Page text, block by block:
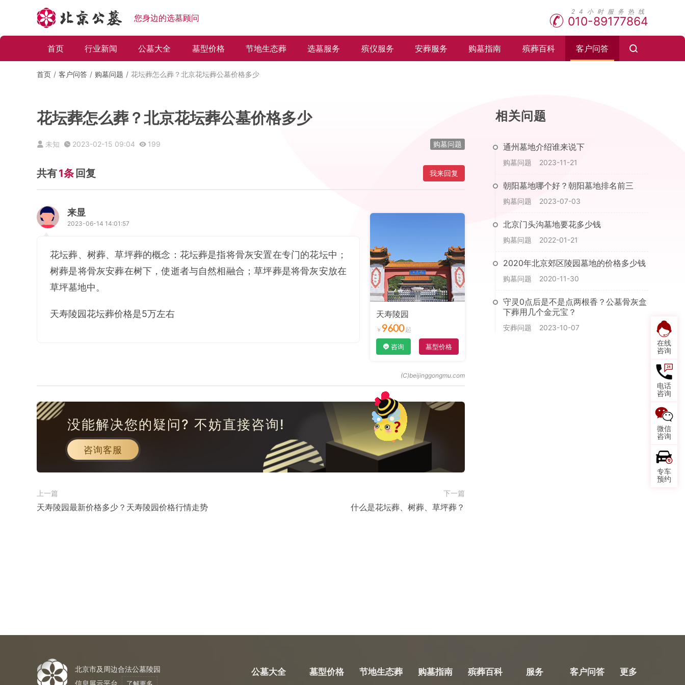
您身边的选墓顾问 010-89177864
首页 行业新闻 公墓大全 墓型价格 节地生态葬 选墓服务 殡仪服务 安葬服务 购墓指南 殡葬百科 客户问答
在线
咨询
电话
咨询
微信
咨询
专车
预约
首页 客户问答 购墓问题 花坛葬怎么葬？北京花坛葬公墓价格多少
花坛葬怎么葬？北京花坛葬公墓价格多少
未知 2023-02-15 09:04 199 购墓问题
共有1条 回复 我来回复
来显
2023-06-14 14:01:57
花坛葬、树葬、草坪葬的概念：花坛葬是指将骨灰安置在专门的花坛中；
树葬是将骨灰安葬在树下，使逝者与自然相融合；草坪葬是将骨灰安放在
草坪墓地中。
天寿陵园花坛葬价格是5万左右 天寿陵园
9600
咨询 墓型价格
没能解决您的疑问? 不妨直接咨询!
咨询客服
上一篇
天寿陵园最新价格多少？天寿陵园价格行情走势
下一篇
什么是花坛葬、树葬、草坪葬？
相关问题
通州墓地介绍谁来说下
购墓问题 2023-11-21
朝阳墓地哪个好？朝阳墓地排名前三
购墓问题 2023-07-03
北京门头沟墓地要花多少钱
购墓问题 2022-01-21
2020年北京郊区陵园墓地的价格多少钱
购墓问题 2020-11-30
守灵0点后是不是点两根香？公墓骨灰盒
下葬用几个金元宝？
安葬问题 2023-10-07
北京市及周边合法公墓陵园
信息展示平台
公墓大全 墓型价格 节地生态葬 购墓指南 殡葬百科 服务 客户问答 更多